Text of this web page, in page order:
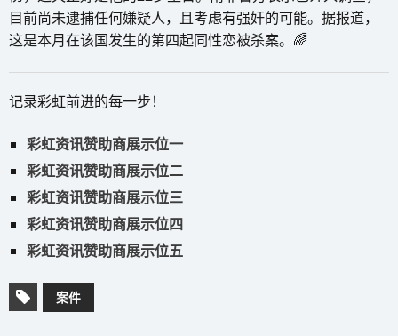
目前尚未逮捕任何嫌疑人，且考虑有强奸的可能。据报道，
这是本月在该国发生的第四起同性恋被杀案。🌈
记录彩虹前进的每一步！
彩虹资讯赞助商展示位一
彩虹资讯赞助商展示位二
彩虹资讯赞助商展示位三
彩虹资讯赞助商展示位四
彩虹资讯赞助商展示位五
案件